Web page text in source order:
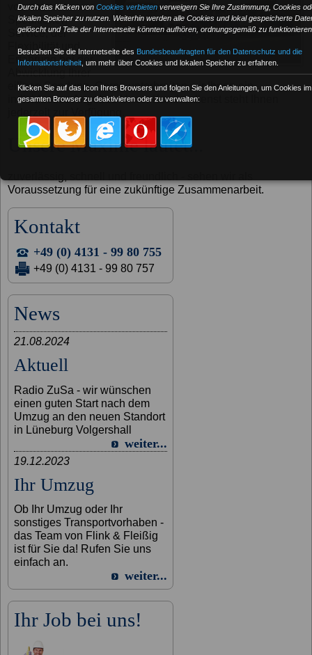
von unserem
Speditionen-
Service, der
Flexibilität und
Erfahrung bei der
Abwicklung Ihrer
eiligen Sendung. Gerne unterbreiten wir Ihnen ein
individuelles Angebot. Unser Kundendienst steht Ihnen
Unsere Maxime lautet...
Voraussetzung für eine zukünftige Zusammenarbeit.
Kontakt
+49 (0) 4131 - 99 80 755
+49 (0) 4131 - 99 80 757
News
21.08.2024
Aktuell
Radio ZuSa - wir wünschen
einen guten Start nach dem
Umzug an den neuen Standort
in Lüneburg Volgershall
weiter...
19.12.2023
Ihr Umzug
Ob Ihr Umzug oder Ihr
sonstiges Transportvorhaben -
das Team von Flink & Fleißig
ist für Sie da! Rufen Sie uns
einfach an.
weiter...
Ihr Job bei uns!
Durch das Klicken von Cookies verbieten verweigern Sie Ihre Zustimmung, Cookies
lokalen Speicher zu nutzen. Weiterhin werden alle Cookies und lokal gespeicherte
gelöscht und Teile der Internetseite könnten aufhören, ordnungsgemäß zu
Besuchen Sie die Internetseite des Bundesbeauftragten für den Datenschutz und die
Informationsfreiheit , um mehr über Cookies und lokalen Speicher zu erfahren.
Klicken Sie auf das Icon Ihres Browsers und folgen Sie den Anleitungen, um Cookies im
gesamten Browser zu deaktivieren oder zu verwalten: